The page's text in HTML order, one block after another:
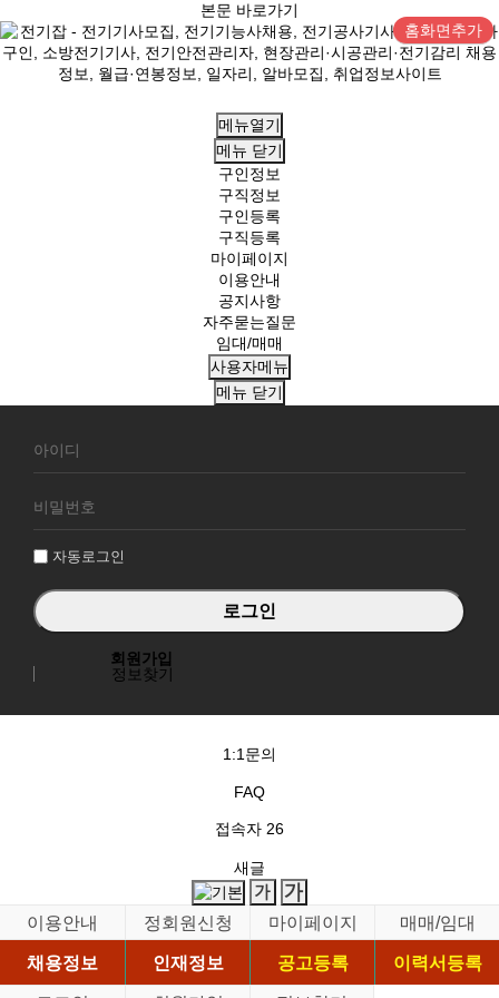
본문 바로가기
홈화면추가
메뉴열기
메뉴 닫기
구인정보
구직정보
구인등록
구직등록
마이페이지
이용안내
공지사항
자주묻는질문
임대/매매
사용자메뉴
메뉴 닫기
원
그
자동로그인
회원가입
정보찾기
1:1문의
FAQ
접속자 26
새글
이용안내 정회원신청 마이페이지
매매/임대
채용정보
인재정보 공고등록
이력서등록